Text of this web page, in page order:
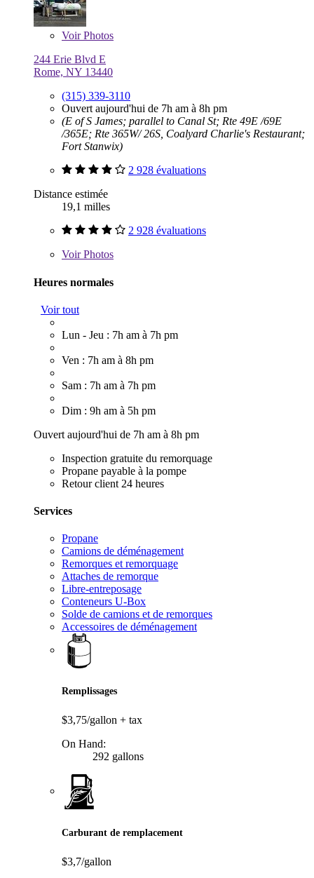
VoirPhotos
244 Erie Blvd E
Rome, NY 13440
(315) 339-3110
Ouvert aujourd'hui de 7h am à 8h pm
(E of S James; parallel to Canal St; Rte 49E /69E
/365E; Rte 365W/ 26S, Coalyard Charlie's Restaurant;
Fort Stanwix)
2 928 évaluations
Distance estimée
19,1 milles
2 928 évaluations
VoirPhotos
Heures normales
Voir tout
Lun - Jeu : 7h am à 7h pm
Ven : 7h am à 8h pm
Sam : 7h am à 7h pm
Dim : 9h am à 5h pm
Ouvert aujourd'hui de 7h am à 8h pm
Inspection gratuite du remorquage
Propane payable à la pompe
Retour client 24 heures
Services
Propane
Camions de déménagement
Remorques et remorquage
Attaches de remorque
Libre-entreposage
Conteneurs U-Box
Solde de camions et de remorques
Accessoires de déménagement
Remplissages
$3,75/gallon + tax
On Hand:
292 gallons
Carburant de remplacement
$3,7/gallon